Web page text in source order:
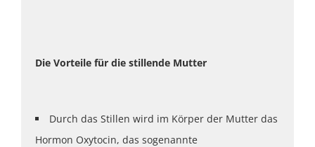
Die Vorteile für die stillende Mutter
Durch das Stillen wird im Körper der Mutter das
Hormon Oxytocin, das sogenannte